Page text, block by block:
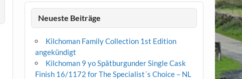
Neueste Beiträge
Kilchoman Family Collection 1st Edition
angekündigt
Kilchoman 9 yo Spätburgunder Single Cask
Finish 16/1172 for The Specialist´s Choice – NL